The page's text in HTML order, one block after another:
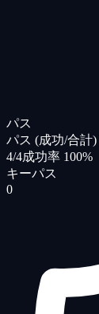
パス
パス (成功/合計)
4/4成功率 100%
キーパス
0